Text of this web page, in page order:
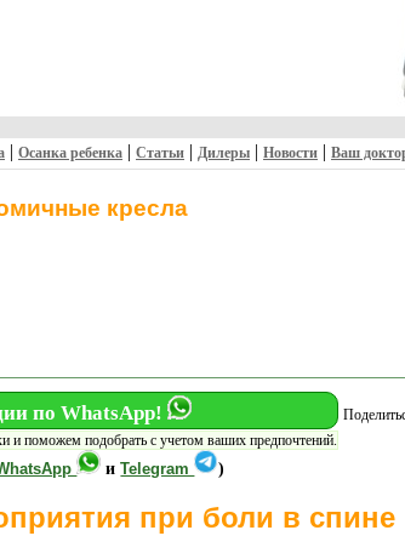
| Осанка ребенка | Статьи | Дилеры | Новости | Ваш
кресла
по WhatsApp!
поможем подобрать с учетом ваших предпочтений.
иTelegram )
при боли в спине